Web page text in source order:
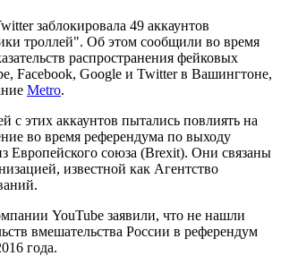
заблокировала 49 аккаунтов
троллей". Об этом сообщили во время
распространения фейковых
Facebook, Google и Twitter в Вашингтоне,
Metro.
с этих аккаунтов пытались повлиять на
во время референдума по выходу
Европейского союза (Brexit). Они связаны
известной как Агентство
YouTube заявили, что не нашли
вмешательства России в референдум
года.